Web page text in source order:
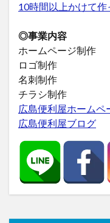
10時間以上かけて
◎事業内容
ホームページ制作
ロゴ制作
名刺制作
チラシ制作
広島便利屋ホームペ
広島便利屋ブログ